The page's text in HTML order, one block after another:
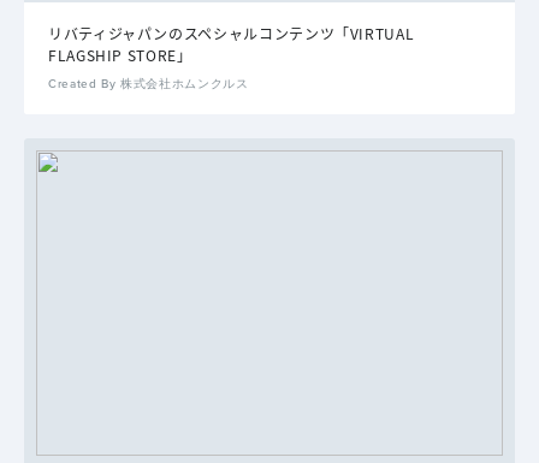
リバティジャパンのスペシャルコンテンツ「VIRTUAL
FLAGSHIP STORE」
Created By 株式会社ホムンクルス